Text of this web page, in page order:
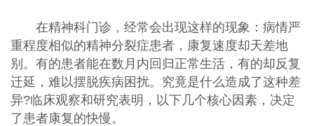
在精神科门诊，经常会出现这样的现象：病情严
重程度相似的精神分裂症患者，康复速度却天差地
别。有的患者能在数月内回归正常生活，有的却反复
迁延，难以摆脱疾病困扰。究竟是什么造成了这种差
异?临床观察和研究表明，以下几个核心因素，决定
了患者康复的快慢。